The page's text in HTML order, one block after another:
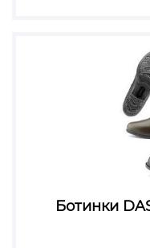
Ботинки